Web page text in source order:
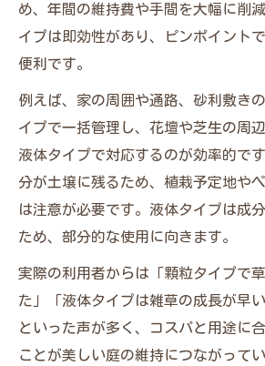
め、年間の維持費や手間を大幅に削
イプは即効性があり、ピンポイント
便利です。
例えば、家の周囲や通路、砂利敷き
イプで一括管理し、花壇や芝生の周
液体タイプで対応するのが効率的で
分が土壌に残るため、植栽予定地や
は注意が必要です。液体タイプは成
ため、部分的な使用に向きます。
実際の利用者からは「顆粒タイプで
た」「液体タイプは雑草の成長が早
といった声が多く、コスパと用途に
ことが美しい庭の維持につながってい